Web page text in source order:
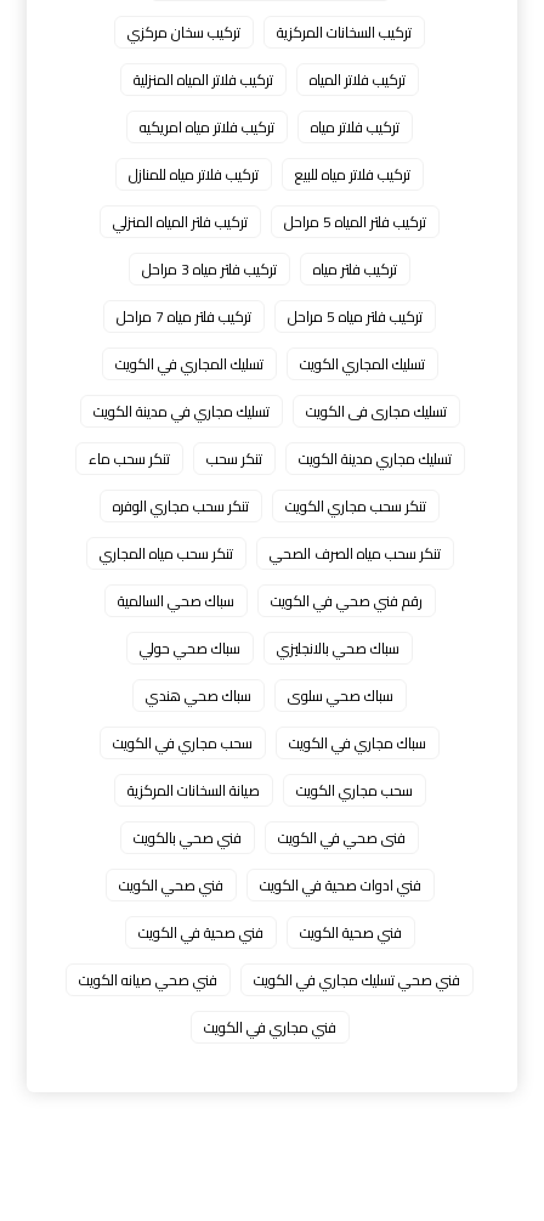
تركيب السخانات المركزية
تركيب سخان مركزي
تركيب فلاتر المياه
تركيب فلاتر المياه المنزلية
تركيب فلاتر مياه
تركيب فلاتر مياه امريكيه
تركيب فلاتر مياه للبيع
تركيب فلاتر مياه للمنازل
تركيب فلتر المياه 5 مراحل
تركيب فلتر المياه المنزلي
تركيب فلتر مياه
تركيب فلتر مياه 3 مراحل
تركيب فلتر مياه 5 مراحل
تركيب فلتر مياه 7 مراحل
تسليك المجاري الكويت
تسليك المجاري في الكويت
تسليك مجارى فى الكويت
تسليك مجاري في مدينة الكويت
تسليك مجاري مدينة الكويت
تنكر سحب
تنكر سحب ماء
تنكر سحب مجاري الكويت
تنكر سحب مجاري الوفره
تنكر سحب مياه الصرف الصحي
تنكر سحب مياه المجاري
رقم فني صحي في الكويت
سباك صحي السالمية
سباك صحي بالانجليزي
سباك صحي حولي
سباك صحي سلوى
سباك صحي هندي
سباك مجاري في الكويت
سحب مجاري في الكويت
سحب مجاري الكويت
صيانة السخانات المركزية
فنى صحي في الكويت
فني صحي بالكويت
فني ادوات صحية في الكويت
فني صحي الكويت
فني صحية الكويت
فني صحية في الكويت
فني صحي تسليك مجاري في الكويت
فني صحي صيانه الكويت
فني مجاري في الكويت